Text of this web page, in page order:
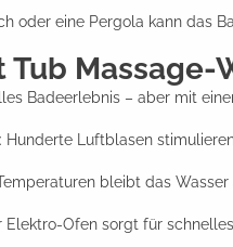
oder eine Pergola kann das
Tub
Badeerlebnis – aber mit
Luftblasen
bleibt das
Elektro-Ofen sorgt für